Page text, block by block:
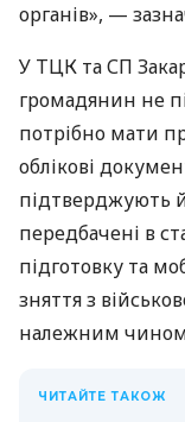
органів», —
У ТЦК та СП
громадянин не
потрібно мати
облікові
підтверджують
передбачені в
підготовку та
зняття з
належним
ЧИТАЙТЕ ТАКОЖ